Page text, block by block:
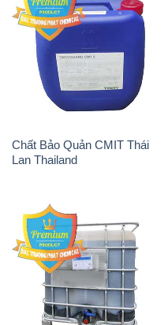
Chất Bảo Quản CMIT Thái
Lan Thailand